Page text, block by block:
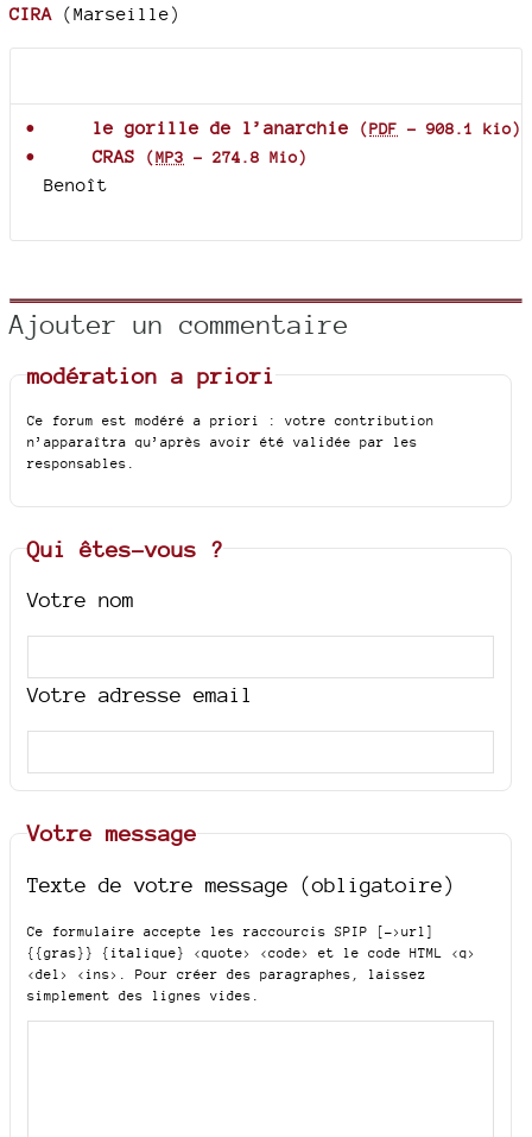
CIRA (Marseille)
le gorille de l’anarchie (PDF -908.1 kio)
CRAS (MP3 - 274.8 Mio)
Benoît
Ajouter un commentaire
modération a priori
Ce forum est modéré a priori : votre contribution
n’apparaîtra qu’après avoir été validée par les
responsables.
Qui êtes-vous ?
Votre nom
Votre adresse email
Votre message
Texte de votre message (obligatoire)
Ce formulaire accepte les raccourcis SPIP
[->url]
{{gras}} {italique} <quote> <code>
et le code HTML <q>
<del> <ins>
. Pour créer des paragraphes, laissez
simplement des lignes vides.